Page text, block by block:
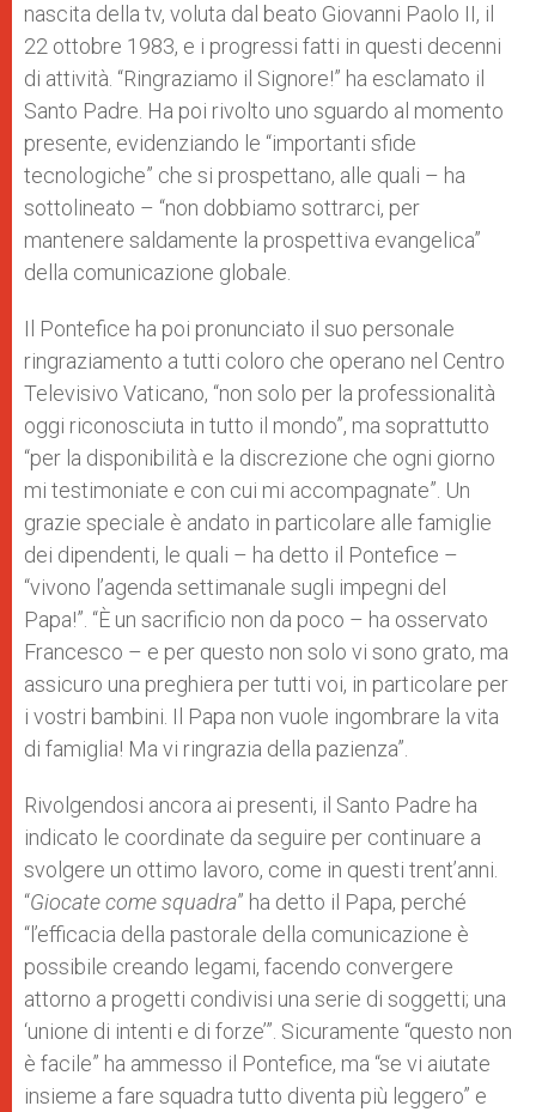
nascita della tv, voluta dal beato Giovanni Paolo II, il
22 ottobre 1983, e i progressi fatti in questi decenni
di attività. “Ringraziamo il Signore!” ha esclamato il
Santo Padre. Ha poi rivolto uno sguardo al momento
presente, evidenziando le “importanti sfide
tecnologiche” che si prospettano, alle quali – ha
sottolineato – “non dobbiamo sottrarci, per
mantenere saldamente la prospettiva evangelica”
della comunicazione globale.
Il Pontefice ha poi pronunciato il suo personale
ringraziamento a tutti coloro che operano nel Centro
Televisivo Vaticano, “non solo per la professionalità
oggi riconosciuta in tutto il mondo”, ma soprattutto
“per la disponibilità e la discrezione che ogni giorno
mi testimoniate e con cui mi accompagnate”. Un
grazie speciale è andato in particolare alle famiglie
dei dipendenti, le quali – ha detto il Pontefice –
“vivono l’agenda settimanale sugli impegni del
Papa!”. “È un sacrificio non da poco – ha osservato
Francesco – e per questo non solo vi sono grato, ma
assicuro una preghiera per tutti voi, in particolare per
i vostri bambini. Il Papa non vuole ingombrare la vita
di famiglia! Ma vi ringrazia della pazienza”.
Rivolgendosi ancora ai presenti, il Santo Padre ha
indicato le coordinate da seguire per continuare a
svolgere un ottimo lavoro, come in questi trent’anni.
“Giocate come squadra” ha detto il Papa, perché
“l’efficacia della pastorale della comunicazione è
possibile creando legami, facendo convergere
attorno a progetti condivisi una serie di soggetti; una
‘unione di intenti e di forze’”. Sicuramente “questo non
è facile” ha ammesso il Pontefice, ma “se vi aiutate
insieme a fare squadra tutto diventa più leggero” e